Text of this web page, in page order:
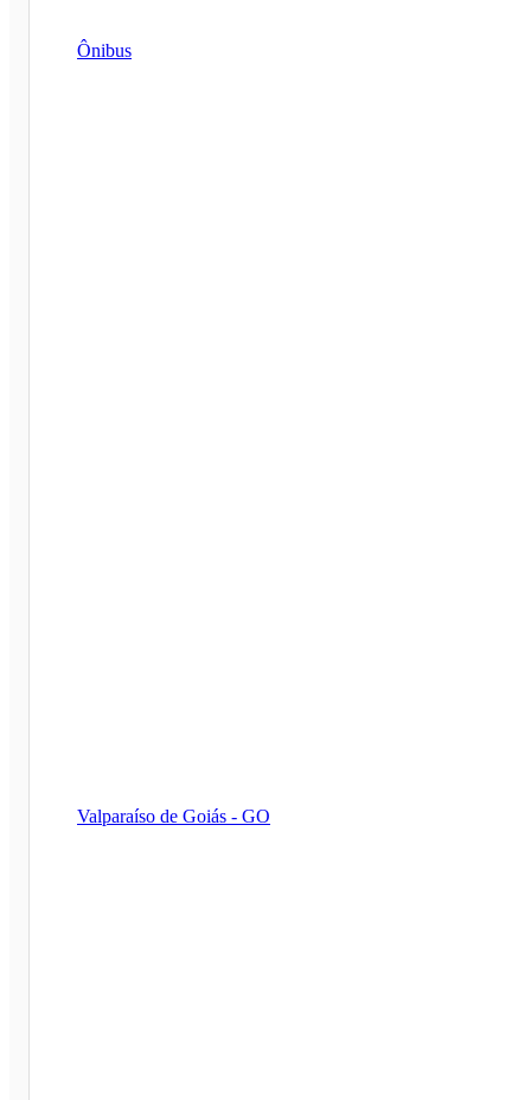
Ônibus
Valparaíso de Goiás - GO